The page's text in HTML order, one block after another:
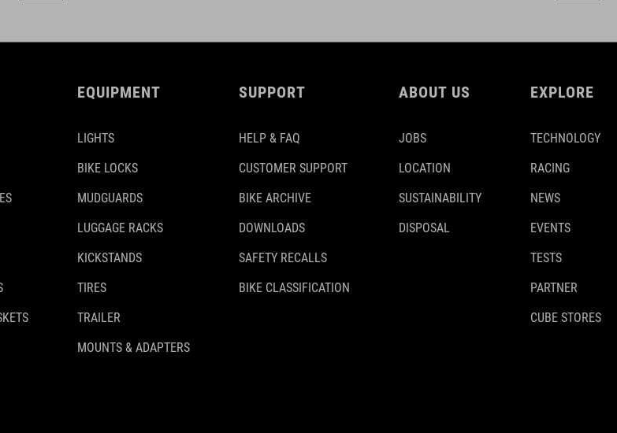
EQUIPMENT
LIGHTS
BIKE LOCKS
MUDGUARDS
LUGGAGE RACKS
KICKSTANDS
TIRES
TRAILER
MOUNTS & ADAPTERS
SUPPORT
HELP & FAQ
CUSTOMER SUPPORT
BIKE ARCHIVE
DOWNLOADS
SAFETY RECALLS
BIKE CLASSIFICATION
ABOUT US
JOBS
LOCATION
SUSTAINABILITY
DISPOSAL
EXPLORE
TECHNOLOGY
RACING
NEWS
EVENTS
TESTS
PARTNER
CUBE STORES